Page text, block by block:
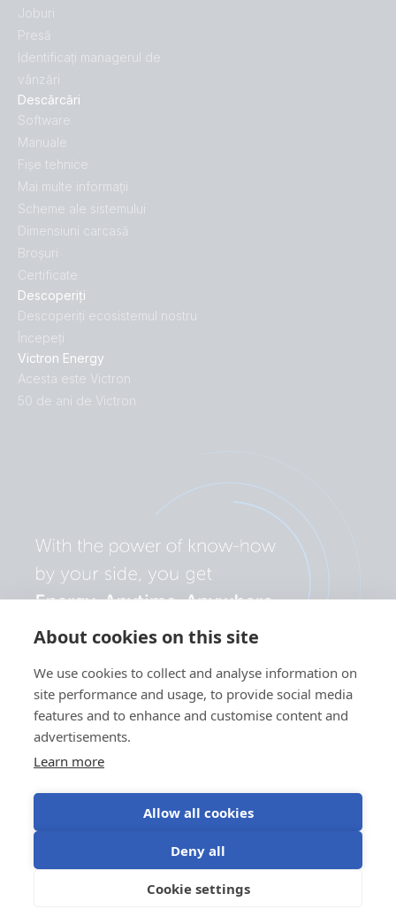
About cookies on this site
We use cookies to collect and analyse information on
site performance and usage, to provide social media
features and to enhance and customise content and
advertisements.
Learn more
Allow all cookies
Deny all
Cookie settings
Descoperiți
Descoperiți ecosistemul nostru
Începeți
Victron Energy
Acesta este Victron
50 de ani de Victron
Descărcări
Software
Manuale
Fișe tehnice
Mai multe informaţii
Scheme ale sistemului
Dimensiuni carcasă
Broșuri
Certificate
Joburi
Presă
Identificați managerul de
vânzări
Politica de
cookie
modulelor cookie
Termeni de
©Victron Energy